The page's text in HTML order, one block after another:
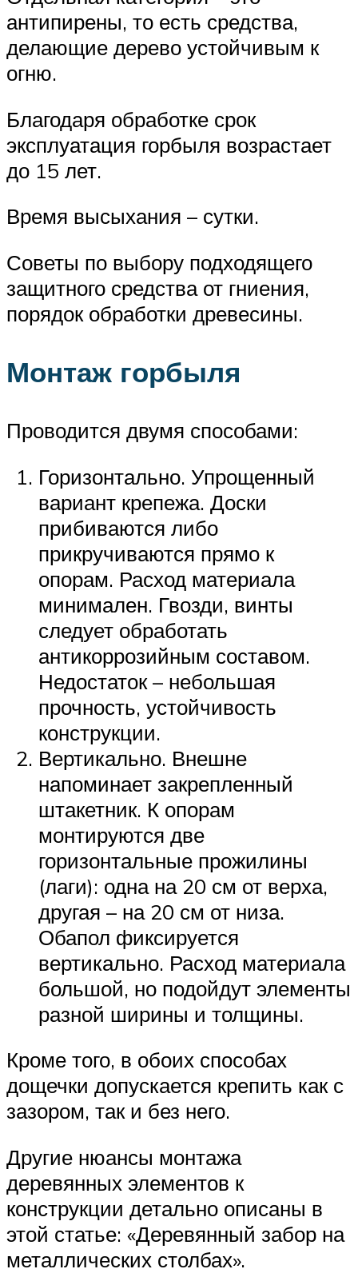
антипирены, то есть средства,
делающие дерево устойчивым к
огню.
Благодаря обработке срок
эксплуатация горбыля возрастает
до 15 лет.
Время высыхания – сутки.
Советы по выбору подходящего
защитного средства от гниения,
порядок обработки древесины.
Монтаж горбыля
Проводится двумя способами:
Горизонтально. Упрощенный
вариант крепежа. Доски
прибиваются либо
прикручиваются прямо к
опорам. Расход материала
минимален. Гвозди, винты
следует обработать
антикоррозийным составом.
Недостаток – небольшая
прочность, устойчивость
конструкции.
Вертикально. Внешне
напоминает закрепленный
штакетник. К опорам
монтируются две
горизонтальные прожилины
(лаги): одна на 20 см от верха,
другая – на 20 см от низа.
Обапол фиксируется
вертикально. Расход материала
большой, но подойдут элементы
разной ширины и толщины.
Кроме того, в обоих способах
дощечки допускается крепить как с
зазором, так и без него.
Другие нюансы монтажа
деревянных элементов к
конструкции детально описаны в
этой статье: «Деревянный забор на
металлических столбах».